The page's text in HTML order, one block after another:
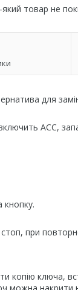
який товар не
для
АСС,
кнопку.
при
копію ключа,